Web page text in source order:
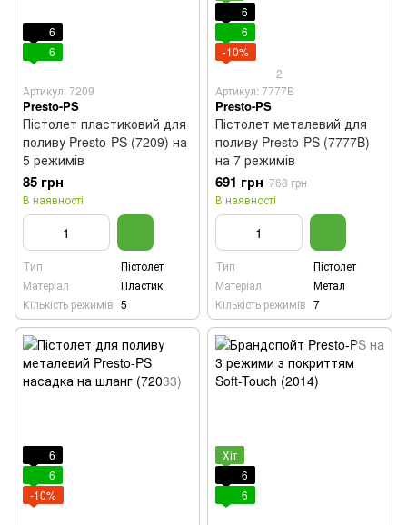
6
6
Артикул: 7209
Presto-PS
Пістолет пластиковий для
поливу Presto-PS (7209) на
5 режимів
85 грн
В наявності
Тип
Пістолет
Матеріал
Пластик
Кількість режимів 5
6
6
-10%
2
Артикул: 7777B
Presto-PS
Пістолет металевий для
поливу Presto-PS (7777B)
на 7 режимів
691 грн 768 грн
В наявності
Тип
Пістолет
Матеріал
Метал
Кількість режимів 7
6
6
-10%
Хіт
6
6